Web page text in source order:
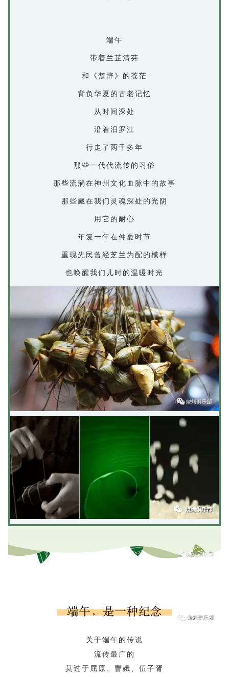
端午
带着兰芷清芬
和《楚辞》的苍茫
背负华夏的古老记忆
从时间深处
沿着汨罗江
行走了两千多年
那些一代代流传的习俗
那些流淌在神州文化血脉中的故事
那些藏在我们灵魂深处的光阴
用它的耐心
年复一年在仲夏时节
重现先民曾经芝兰为配的模样
也唤醒我们儿时的温暖时光
关于端午的传说
流传最广的
莫过于屈原、曹娥、伍子胥